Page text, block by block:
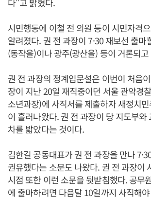
시민행동에 이철 전 의원 등이 시민자격
알려졌다. 권 전 과장이 7·30 재보선 출마
(동작을)이나 광주(광산을) 등이 거론되
권 전 과장의 정계입문설은 이번이 처음
장이 지난 20일 재직중이던 서울 관악경
소년과장)에 사직서를 제출하자 새정치
이 흘러나왔다. 권 전 과장이 당 지도부와
차를 밟았다는 것이다.
김한길 공동대표가 권 전 과장을 만나
권유했다는 소문도 나왔다. 권 전 과장이
시점 또한 이런 소문을 뒷받침했다. 공무
에 출마하려면 다음달 10일까지 사직해